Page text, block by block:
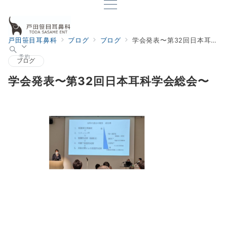
予約
戸田笹目耳鼻科 ブログ ブログ 学会発表〜第32回日本耳科学会総会〜
ブログ
学会発表〜第32回日本耳科学会総会〜